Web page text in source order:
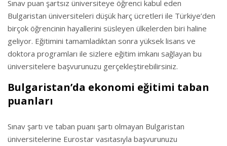
Sınav puan şartsız üniversiteye öğrenci kabul eden
Bulgaristan üniversiteleri düşük harç ücretleri ile Türkiye’den
birçok öğrencinin hayallerini süsleyen ülkelerden biri haline
geliyor. Eğitimini tamamladıktan sonra yüksek lisans ve
doktora programları ile sizlere eğitim imkanı sağlayan bu
üniversitelere başvurunuzu gerçekleştirebilirsiniz.
Bulgaristan’da ekonomi eğitimi taban
puanları
Sınav şartı ve taban puanı şartı olmayan Bulgaristan
üniversitelerine Eurostar vasıtasıyla başvurunuzu